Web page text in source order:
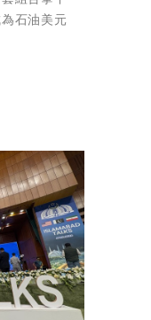
石油美元